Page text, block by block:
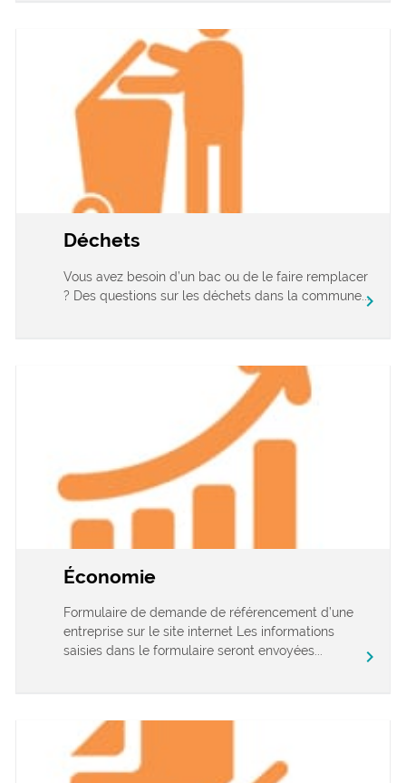
Déchets
Vous avez besoin d’un bac ou de le faire remplacer
? Des questions sur les déchets dans la commune...
chevron_right
Économie
Formulaire de demande de référencement d’une
entreprise sur le site internet Les informations
saisies dans le formulaire seront envoyées...
chevron_right